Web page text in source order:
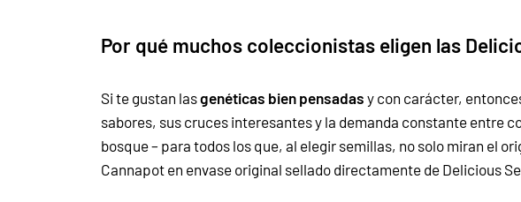
Por qué muchos coleccionistas eligen las
Si te gustan lasgenéticas bien pensadas y con carácter,
sabores, sus cruces interesantes y la demanda constante entre
bosque – para todos los que, al elegir semillas, no solo miran el
Cannapot en envase original sellado directamente de Delicious